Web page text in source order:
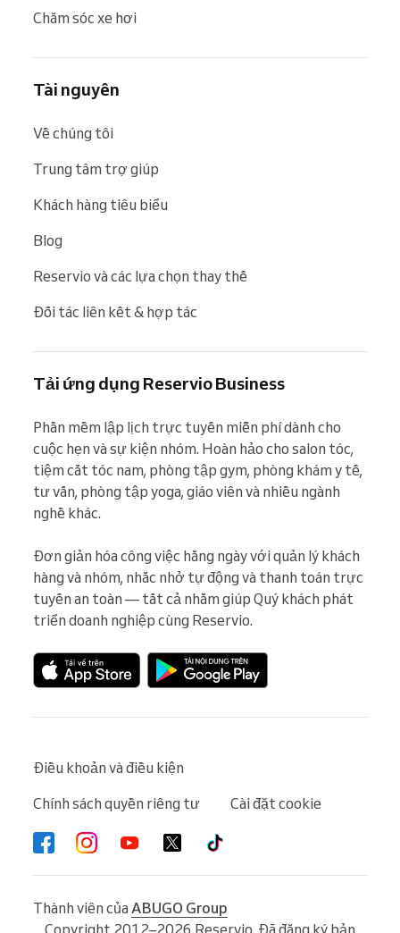
Chăm sóc xe hơi
Tài nguyên
Về chúng tôi
Trung tâm trợ giúp
Khách hàng tiêu biểu
Blog
Reservio và các lựa chọn thay thế
Đối tác liên kết & hợp tác
Tải ứng dụng Reservio Business
Phần mềm lập lịch trực tuyến miễn phí dành cho
cuộc hẹn và sự kiện nhóm. Hoàn hảo cho salon tóc,
tiệm cắt tóc nam, phòng tập gym, phòng khám y tế,
tư vấn, phòng tập yoga, giáo viên và nhiều ngành
nghề khác.
Đơn giản hóa công việc hằng ngày với quản lý khách
hàng và nhóm, nhắc nhở tự động và thanh toán trực
tuyến an toàn — tất cả nhằm giúp Quý khách phát
triển doanh nghiệp cùng Reservio.
Điều khoản và điều kiện
Chính sách quyền riêng tư
Cài đặt cookie
Thành viên của ABUGO Group
Copyright 2012–2026 Reservio. Đã đăng ký bản